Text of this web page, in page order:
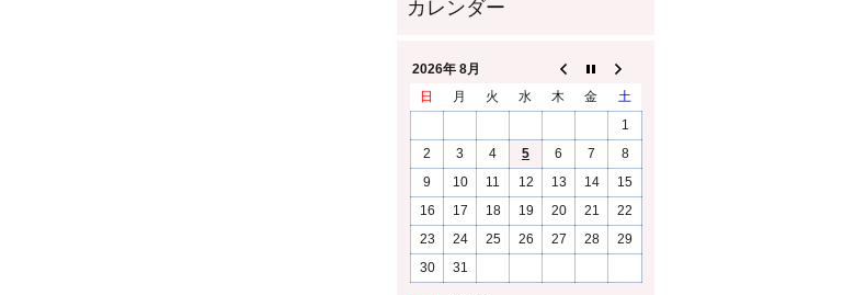
2026年 8月
日
月 火 水 木 金
土
1
2
3 4 5 6 7
8
9
10 11 12 13 14
15
16
17 18 19 20 21
22
23
24 25 26 27 28
29
30
31